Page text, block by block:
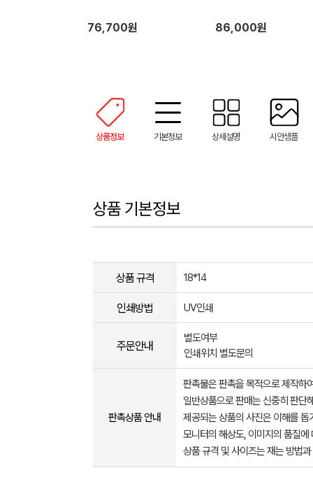
76,700원 86,000원
상품정보 기본정보 상세설명 시안샘플
상품 기본정보
상품 규격 18*14
인쇄방법 UV인쇄
주문안내
별도여부
인쇄위치 별도문의
판촉상품 안내
판촉물은 판촉을 목적으로 제작하
일반상품으로 판매는 신중히 판단
제공되는 상품의 사진은 이해를
모니터의 해상도, 이미지의 품질
상품 규격 및 사이즈는 재는 방법